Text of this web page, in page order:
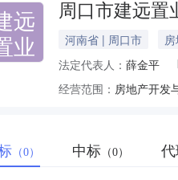
远
业
周口市建远置
河南省 | 周口市
法定代表人： 薛金平
经营范围： 房地产开发
（0） 中标 （0） 代